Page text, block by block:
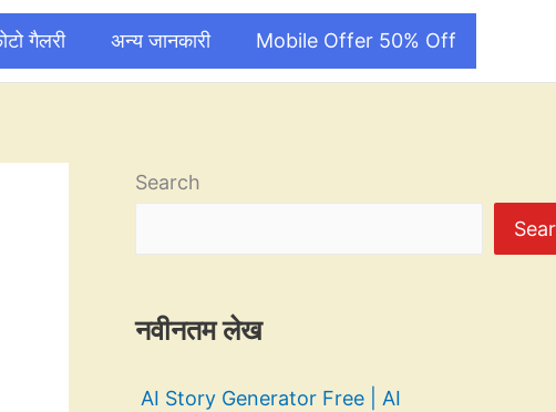
गैलरी अन्य जानकारी Mobile Offer 50% Off
Search
नवीनतम लेख
AI Story Generator Free | AI